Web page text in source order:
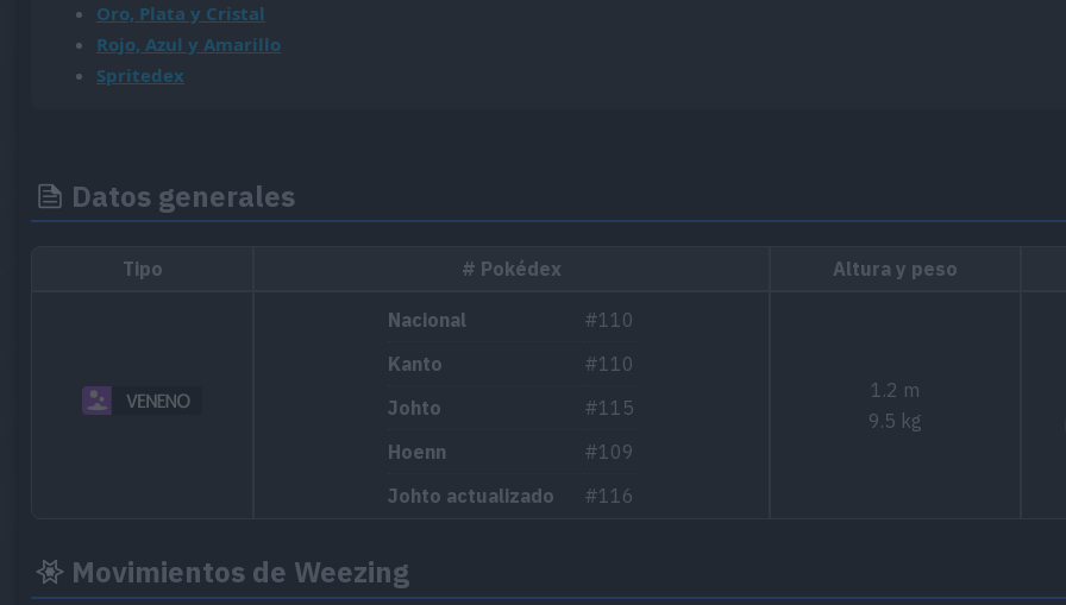
Oro, Plata y Cristal
Rojo, Azul y Amarillo
Spritedex
Datos generales
Tipo # Pokédex Altura y peso
Nacional
#110
Kanto
#110
Johto
#115
Hoenn
#109
Johto actualizado
#116
Kanto (Let’s Go)
1.2 m
9.5 kg
Movimientos de Weezing